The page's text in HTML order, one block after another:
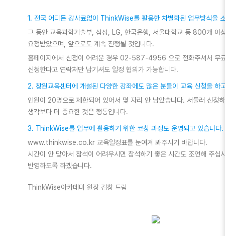
1. 전국 어디든 강사료없이 ThinkWise를 활용한 차별화된 업무방식을
그 동안 교육과학기술부, 삼성, LG, 한국은행, 서울대학교 등 800개 이
요청받았으며, 앞으로도 계속 진행될 것입니다.
홈페이지에서 신청이 어려운 경우 02-587-4956 으로 전화주셔서 무
신청한다고 연락처만 남기셔도 일정 협의가 가능합니다.
2. 창원교육센터에 개설된 다양한 강좌에도 많은 분들이 교육 신청을 하
인원이 20명으로 제한되어 있어서 몇 자리 안 남았습니다. 서둘러 신청
생각보다 더 중요한 것은 행동입니다.
3. ThinkWise를 업무에 활용하기 위한 코칭 과정도 운영되고 있습니다.
www.thinkwise.co.kr 교육일정표를 눈여겨 봐주시기 바랍니다.
시간이 안 맞아서 참석이 어려우시면 참석하기 좋은 시간도 조언해 주십
반영하도록 하겠습니다.
ThinkWise아카데미 원장 김창 드림